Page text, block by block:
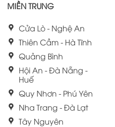
MIỀN TRUNG
Cửa Lò - Nghệ An
Thiên Cầm - Hà Tĩnh
Quảng Bình
Hội An - Đà Nẵng -
Huế
Quy Nhơn - Phú Yên
Nha Trang - Đà Lạt
Tây Nguyên